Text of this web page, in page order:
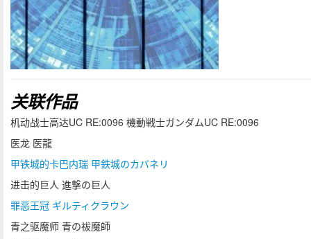
关联作品
机动战士高达UC RE:0096 機動戦士ガンダムUC RE:0096
医龙 医龍
甲铁城的卡巴内瑞 甲鉄城のカバネリ
进击的巨人 進撃の巨人
罪恶王冠 ギルティクラウン
青之驱魔师 青の祓魔師